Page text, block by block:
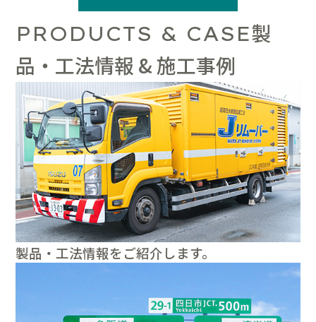
PRODUCTS & CASE製
品・工法情報 & 施工事例
製品・工法情報をご紹介します。